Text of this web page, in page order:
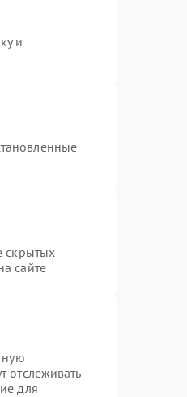
и
скрытых
сайте
отслеживать
для